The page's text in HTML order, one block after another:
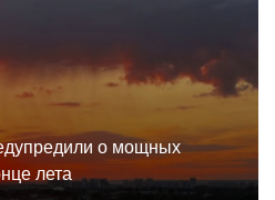
о мощных
лета